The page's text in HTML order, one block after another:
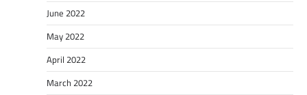
June 2022
May 2022
April 2022
March 2022